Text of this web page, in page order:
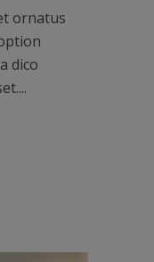
ornatus
dico